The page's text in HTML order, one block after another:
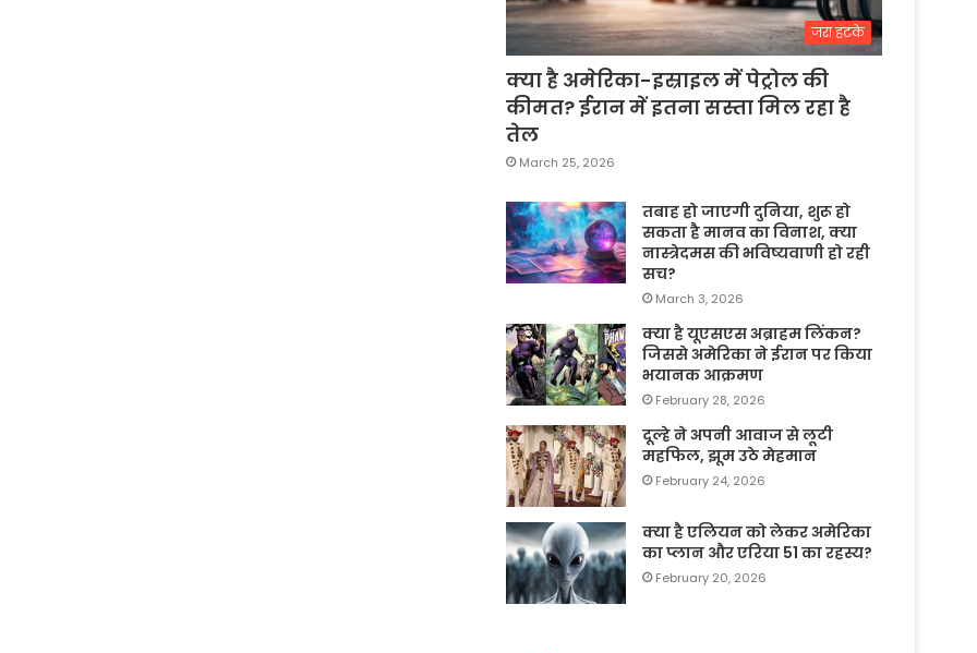
जरा हटके
क्या है अमेरिका-इस्राइल में पेट्रोल की
कीमत? ईरान में इतना सस्ता मिल रहा है
तेल
March 25, 2026
तबाह हो जाएगी दुनिया, शुरू हो
सकता है मानव का विनाश, क्या
नास्त्रेदमस की भविष्यवाणी हो रही
सच?
March 3, 2026
क्या है यूएसएस अब्राहम लिंकन?
जिससे अमेरिका ने ईरान पर किया
भयानक आक्रमण
February 28, 2026
दूल्हे ने अपनी आवाज से लूटी
महफिल, झूम उठे मेहमान
February 24, 2026
क्या है एलियन को लेकर अमेरिका
का प्लान और एरिया 51 का रहस्य?
February 20, 2026